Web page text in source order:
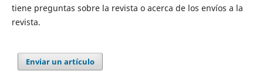
tiene preguntas sobre la revista o acerca de los envíos a la
revista.
Enviar un artículo